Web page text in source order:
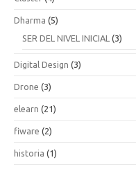
Dharma (5)
SER DEL NIVEL INICIAL (3)
Digital Design (3)
Drone (3)
elearn (21)
fiware (2)
historia (1)